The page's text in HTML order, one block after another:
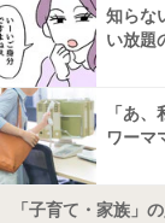
知らな
い放題
「あ
ワーマ
「子育て・家族」